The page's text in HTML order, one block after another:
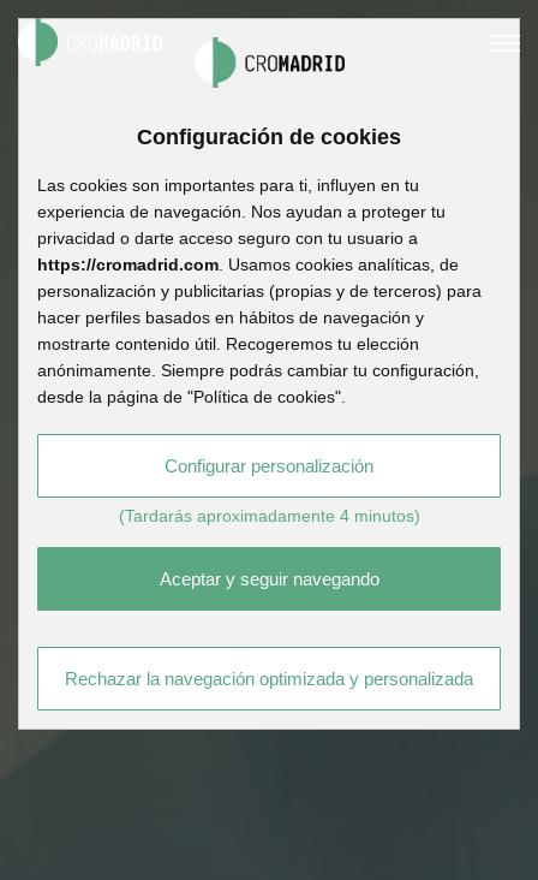
Configuración de cookies
Las cookies son importantes para ti, influyen en tu
experiencia de navegación. Nos ayudan a proteger tu
privacidad o darte acceso seguro con tu usuario a
https://cromadrid.com . Usamos cookies analíticas, de
personalización y publicitarias (propias y de terceros) para
hacer perfiles basados en hábitos de navegación y
mostrarte contenido útil. Recogeremos tu elección
anónimamente. Siempre podrás cambiar tu configuración,
desde la página de "Política de cookies".
Configurar personalización
(Tardarás aproximadamente 4 minutos)
Aceptar y seguir navegando
Rechazar la navegación optimizada y personalizada